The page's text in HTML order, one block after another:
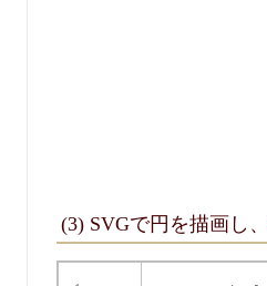
(3) SVGで円を描画し